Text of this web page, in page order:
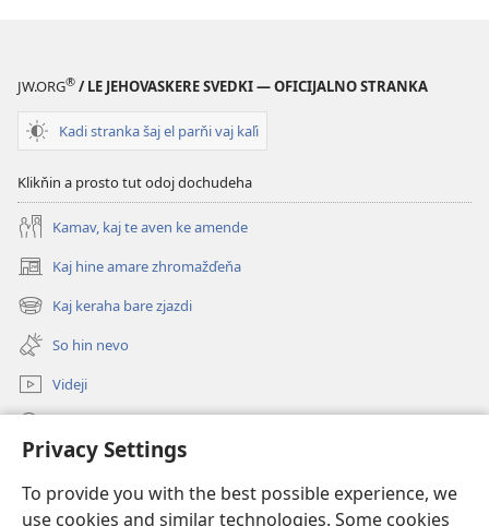
Privacy Settings
To provide you with the best possible experience, we
use cookies and similar technologies. Some cookies
JW.ORG® / LE JEHOVASKERE SVEDKI — OFICIJALNO STRANKA
Kadi stranka šaj el parňi vaj kaľi
Klikňin a prosto tut odoj dochudeha
Kamav, kaj te aven ke amende
Kaj hine amare zhromažďeňa
(opens
new
window)
Kaj keraha bare zjazdi
(opens
new
window)
So hin nevo
Videji
(opens